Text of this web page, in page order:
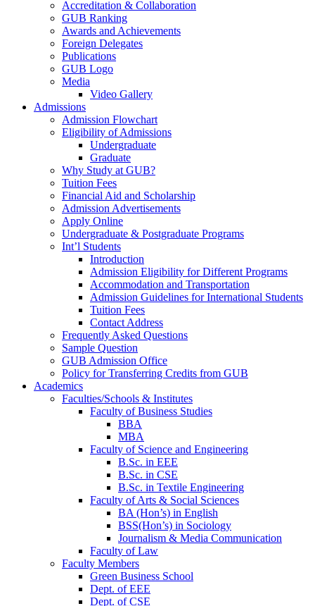
Accreditation & Collaboration
GUB Ranking
Awards and Achievements
Foreign Delegates
Publications
GUB Logo
Media
Video Gallery
Admissions
Admission Flowchart
Eligibility of Admissions
Undergraduate
Graduate
Why Study at GUB?
Tuition Fees
Financial Aid and Scholarship
Admission Advertisements
Apply Online
Undergraduate & Postgraduate Programs
Int’l Students
Introduction
Admission Eligibility for Different Programs
Accommodation and Transportation
Admission Guidelines for International Students
Tuition Fees
Contact Address
Frequently Asked Questions
Sample Question
GUB Admission Office
Policy for Transferring Credits from GUB
Academics
Faculties/Schools & Institutes
Faculty of Business Studies
BBA
MBA
Faculty of Science and Engineering
B.Sc. in EEE
B.Sc. in CSE
B.Sc. in Textile Engineering
Faculty of Arts & Social Sciences
BA (Hon’s) in English
BSS(Hon’s) in Sociology
Journalism & Media Communication
Faculty of Law
Faculty Members
Green Business School
Dept. of EEE
Dept. of CSE